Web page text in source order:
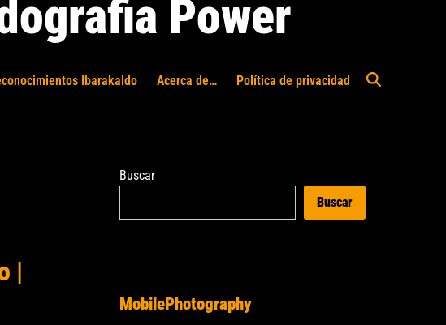
Power
Ibarakaldo Acerca de… Política de privacidad
Abrir
|
Buscar
Buscar
MobilePhotography